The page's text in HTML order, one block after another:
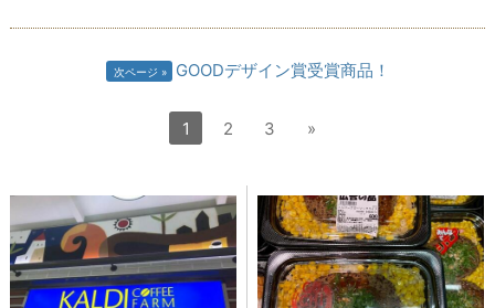
次ページ GOODデザイン賞受賞商品！
1 2 3 »